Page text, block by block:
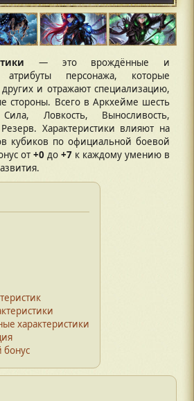
— это врождённые и
атрибуты персонажа, которые
и отражают специализацию,
стороны. Всего в Аркхейме шесть
Сила, Ловкость, Выносливость,
Характеристики влияют на
кубиков по официальной боевой
от +0 до +7 к каждому умению в
характеристики
бонус